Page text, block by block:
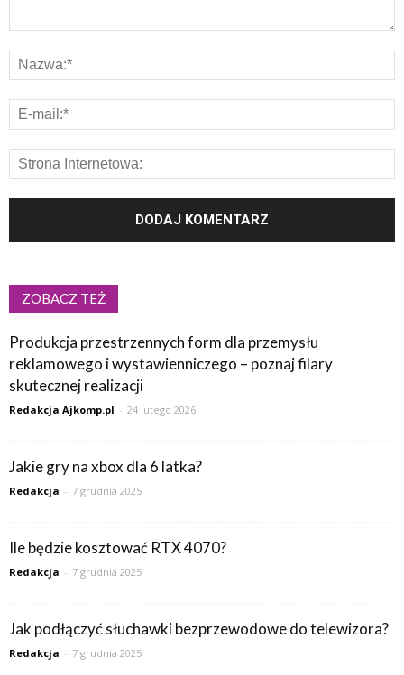
ZOBACZ TEŻ
Produkcja przestrzennych form dla przemysłu
reklamowego i wystawienniczego – poznaj filary
skutecznej realizacji
Redakcja Ajkomp.pl - 24 lutego 2026
Jakie gry na xbox dla 6 latka?
Redakcja - 7 grudnia 2025
Ile będzie kosztować RTX 4070?
Redakcja - 7 grudnia 2025
Jak podłączyć słuchawki bezprzewodowe do telewizora?
Redakcja - 7 grudnia 2025